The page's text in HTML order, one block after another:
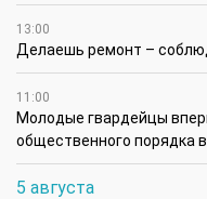
13:00
Делаешь ремонт –
11:00
Молодые гвардейцы
общественного порядка
5 августа